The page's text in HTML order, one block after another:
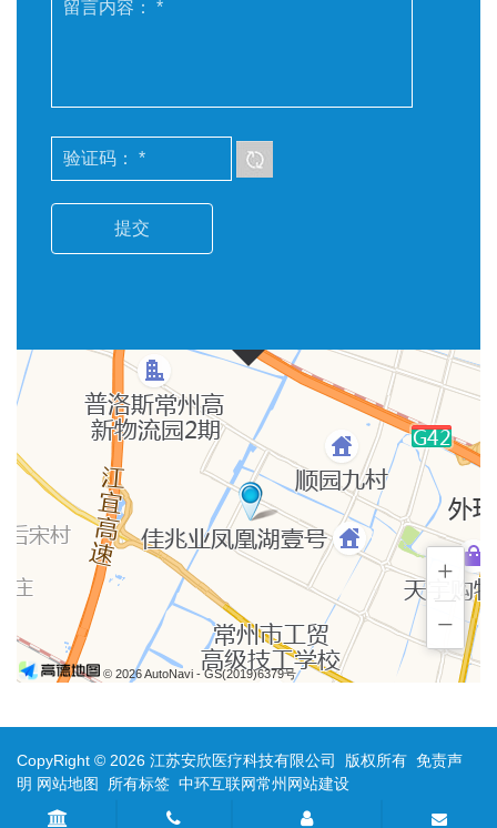
+
−
© 2026 AutoNavi - GS(2019)6379号
CopyRight © 2026 江苏安欣医疗科技有限公司 版权所有 免责声
明 网站地图 所有标签 中环互联网常州网站建设